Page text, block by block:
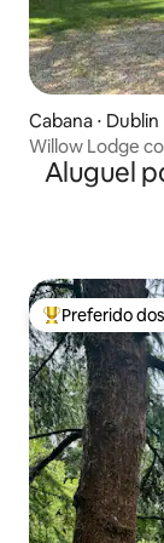
Cabana ⋅ Dublin
Willow Lodge
Aluguel
Entre os
Preferido